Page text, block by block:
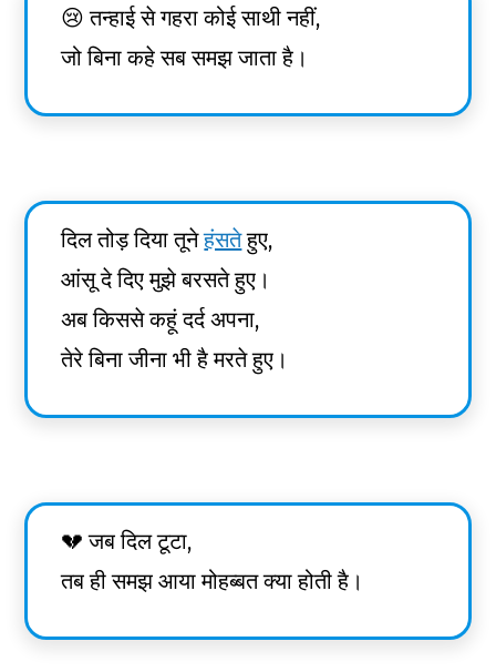
😢 तन्हाई से गहरा कोई साथी नहीं,
जो बिना कहे सब समझ जाता है।
दिल तोड़ दिया तूनेहंसतेहुए,
आंसू दे दिए मुझे बरसते हुए।
अब किससे कहूं दर्द अपना,
तेरे बिना जीना भी है मरते हुए।
💔 जब दिल टूटा,
तब ही समझ आया मोहब्बत क्या होती है।